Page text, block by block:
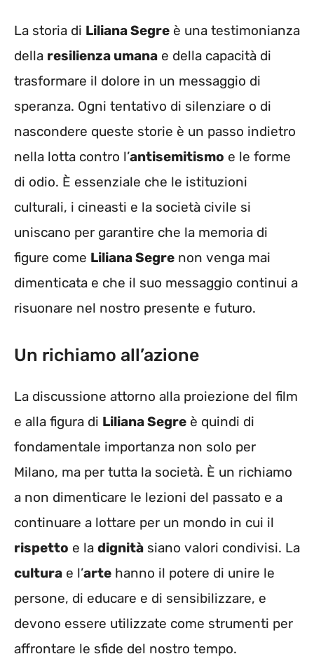
La storia di Liliana Segre è una testimonianza
della resilienza umana e della capacità di
trasformare il dolore in un messaggio di
speranza. Ogni tentativo di silenziare o di
nascondere queste storie è un passo indietro
nella lotta contro l’antisemitismo e le forme
di odio. È essenziale che le istituzioni
culturali, i cineasti e la società civile si
uniscano per garantire che la memoria di
figure come Liliana Segre non venga mai
dimenticata e che il suo messaggio continui a
risuonare nel nostro presente e futuro.
Un richiamo all’azione
La discussione attorno alla proiezione del film
e alla figura di Liliana Segre è quindi di
fondamentale importanza non solo per
Milano, ma per tutta la società. È un richiamo
a non dimenticare le lezioni del passato e a
continuare a lottare per un mondo in cui il
rispetto e la dignità siano valori condivisi. La
cultura e l’arte hanno il potere di unire le
persone, di educare e di sensibilizzare, e
devono essere utilizzate come strumenti per
affrontare le sfide del nostro tempo.